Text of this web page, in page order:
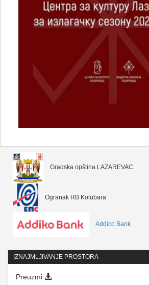
Gradska opština LAZAREVAC
Ogranak RB Kolubara
Addico Bank
IZNAJMLJIVANJE PROSTORA
Preuzmi